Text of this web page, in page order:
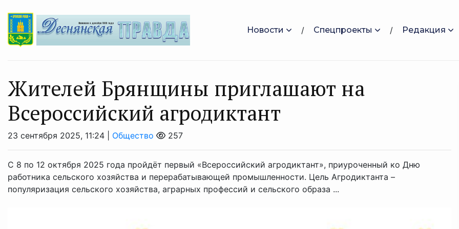
Новости Спецпроекты Редакция
Жителей Брянщины приглашают на
Всероссийский агродиктант
23 сентября 2025, 11:24 | Общество 257
С 8 по 12 октября 2025 года пройдёт первый «Всероссийский агродиктант», приуроченный ко Дню
работника сельского хозяйства и перерабатывающей промышленности. Цель Агродиктанта –
популяризация сельского хозяйства, аграрных профессий и сельского образа ...